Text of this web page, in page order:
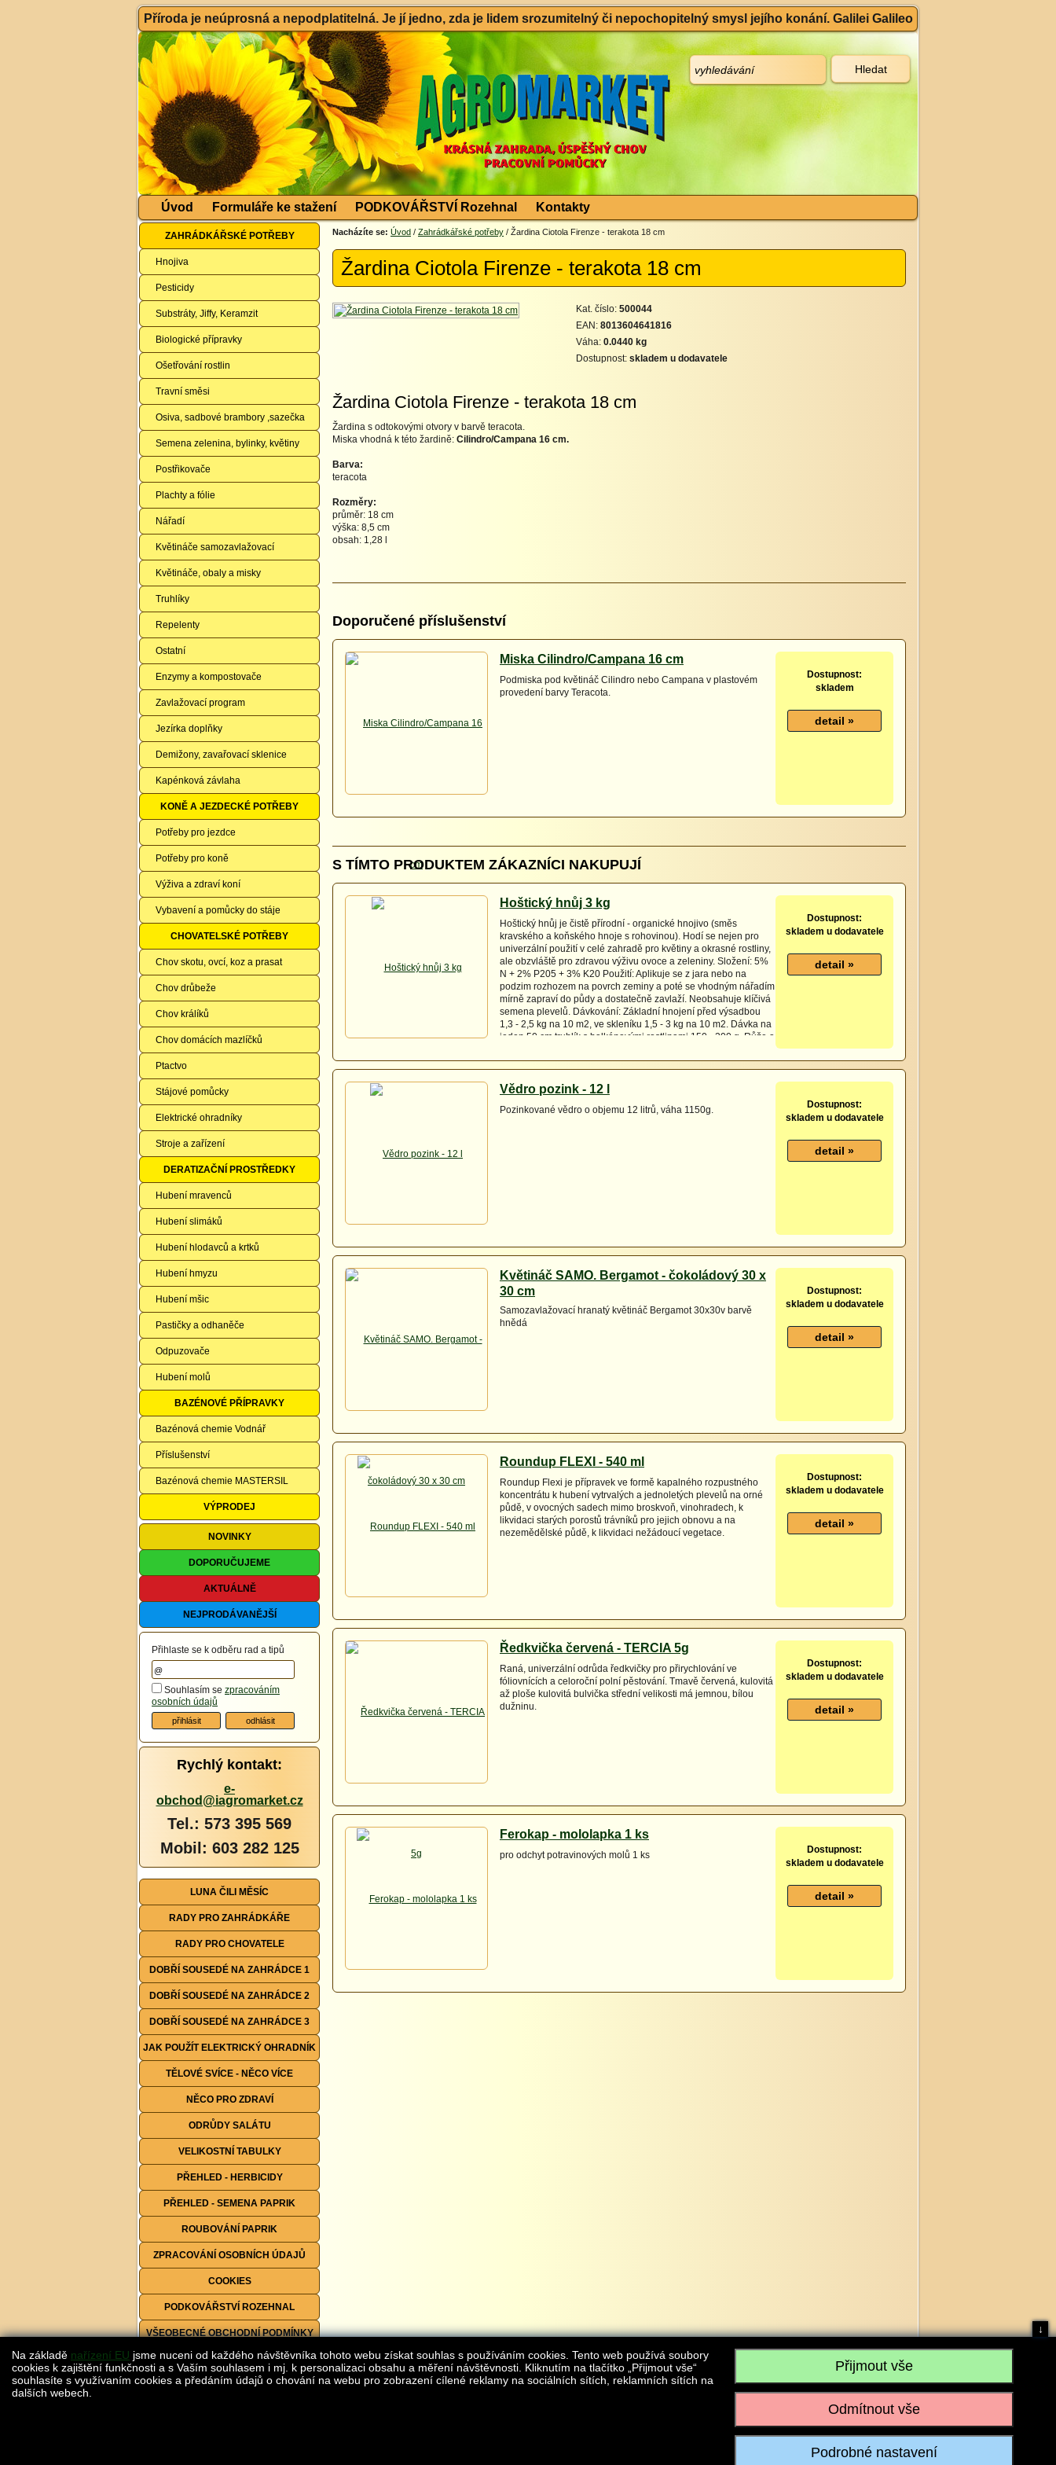
Příroda je neúprosná a nepodplatitelná. Je jí jedno, zda je lidem srozumitelný či nepochopitelný smysl jejího konání. Galilei Galileo
Úvod Formuláře ke stažení PODKOVÁŘSTVÍ Rozehnal Kontakty
ZAHRÁDKÁŘSKÉ POTŘEBY
Hnojiva
Pesticidy
Substráty, Jiffy, Keramzit
Biologické přípravky
Ošetřování rostlin
Travní směsi
Osiva, sadbové brambory ,sazečka
Semena zelenina, bylinky, květiny
Postřikovače
Plachty a fólie
Nářadí
Květináče samozavlažovací
Květináče, obaly a misky
Truhlíky
Repelenty
Ostatní
Enzymy a kompostovače
Zavlažovací program
Jezírka doplňky
Demižony, zavařovací sklenice
Kapénková závlaha
KONĚ A JEZDECKÉ POTŘEBY
Potřeby pro jezdce
Potřeby pro koně
Výživa a zdraví koní
Vybavení a pomůcky do stáje
CHOVATELSKÉ POTŘEBY
Chov skotu, ovcí, koz a prasat
Chov drůbeže
Chov králíků
Chov domácích mazlíčků
Ptactvo
Stájové pomůcky
Elektrické ohradníky
Stroje a zařízení
DERATIZAČNÍ PROSTŘEDKY
Hubení mravenců
Hubení slimáků
Hubení hlodavců a krtků
Hubení hmyzu
Hubení mšic
Pastičky a odhaněče
Odpuzovače
Hubení molů
BAZÉNOVÉ PŘÍPRAVKY
Bazénová chemie Vodnář
Příslušenství
Bazénová chemie MASTERSIL
VÝPRODEJ
NOVINKY
DOPORUČUJEME
AKTUÁLNĚ
NEJPRODÁVANĚJŠÍ
Přihlaste se k odběru rad a tipů
Souhlasím se zpracováním
osobních údajů
Rychlý kontakt:
e-
obchod@iagromarket.cz
Tel.: 573 395 569
Mobil: 603 282 125
LUNA ČILI MĚSÍC
RADY PRO ZAHRÁDKÁŘE
RADY PRO CHOVATELE
DOBŘÍ SOUSEDÉ NA ZAHRÁDCE 1
DOBŘÍ SOUSEDÉ NA ZAHRÁDCE 2
DOBŘÍ SOUSEDÉ NA ZAHRÁDCE 3
JAK POUŽÍT ELEKTRICKÝ OHRADNÍK
TĚLOVÉ SVÍCE - NĚCO VÍCE
NĚCO PRO ZDRAVÍ
ODRŮDY SALÁTU
VELIKOSTNÍ TABULKY
PŘEHLED - HERBICIDY
PŘEHLED - SEMENA PAPRIK
ROUBOVÁNÍ PAPRIK
ZPRACOVÁNÍ OSOBNÍCH ÚDAJŮ
COOKIES
PODKOVÁŘSTVÍ ROZEHNAL
VŠEOBECNÉ OBCHODNÍ PODMÍNKY
FORMULÁŘE KE STAŽENÍ
Nacházíte se: Úvod / Zahrádkářské potřeby / Žardina Ciotola Firenze - terakota 18 cm
Žardina Ciotola Firenze - terakota 18 cm
Kat. číslo: 500044
EAN: 8013604641816
Váha: 0.0440 kg
Dostupnost: skladem u dodavatele
Žardina Ciotola Firenze - terakota 18 cm
Žardina s odtokovými otvory v barvě teracota.
Miska vhodná k této žardině: Cilindro/Campana 16 cm.
Barva:
teracota
Rozměry:
průměr: 18 cm
výška: 8,5 cm
obsah: 1,28 l
Doporučené příslušenství
Miska Cilindro/Campana 16 cm
Podmiska pod květináč Cilindro nebo Campana v plastovém
provedení barvy Teracota.
Dostupnost:
skladem
S TÍMTO PRODUKTEM ZÁKAZNÍCI NAKUPUJÍ
Hoštický hnůj 3 kg
Hoštický hnůj je čistě přírodní - organické hnojivo (směs
kravského a koňského hnoje s rohovinou). Hodí se nejen pro
univerzální použití v celé zahradě pro květiny a okrasné rostliny,
ale obzvláště pro zdravou výživu ovoce a zeleniny. Složení: 5%
N + 2% P205 + 3% K20 Použití: Aplikuje se z jara nebo na
podzim rozhozem na povrch zeminy a poté se vhodným nářadím
mírně zapraví do půdy a dostatečně zavlaží. Neobsahuje klíčivá
semena plevelů. Dávkování: Základní hnojení před výsadbou
1,3 - 2,5 kg na 10 m2, ve skleníku 1,5 - 3 kg na 10 m2. Dávka na
jeden 50 cm truhlík s balkónovými rostlinami 150 - 200 g. Růže a
rostlinu, jehličnany a jiné okrasné keře 500 - 700 g na 1 rostlinu.
Dostupnost:
skladem u dodavatele
Vědro pozink - 12 l
Pozinkované vědro o objemu 12 litrů, váha 1150g.
Dostupnost:
skladem u dodavatele
Květináč SAMO. Bergamot - čokoládový 30 x
30 cm
Samozavlažovací hranatý květináč Bergamot 30x30v barvě
hnědá
Dostupnost:
skladem u dodavatele
Roundup FLEXI - 540 ml
Roundup Flexi je přípravek ve formě kapalného rozpustného
koncentrátu k hubení vytrvalých a jednoletých plevelů na orné
půdě, v ovocných sadech mimo broskvoň, vinohradech, k
likvidaci starých porostů trávníků pro jejich obnovu a na
nezemědělské půdě, k likvidaci nežádoucí vegetace.
Dostupnost:
skladem u dodavatele
Ředkvička červená - TERCIA 5g
Raná, univerzální odrůda ředkvičky pro přirychlování ve
fóliovnících a celoroční polní pěstování. Tmavě červená, kulovitá
až ploše kulovitá bulvička střední velikosti má jemnou, bílou
dužninu.
Dostupnost:
skladem u dodavatele
Ferokap - mololapka 1 ks
pro odchyt potravinových molů 1 ks
Dostupnost:
skladem u dodavatele
je AGROMARKET IRSI s.r.o., IČO: 28304845, se sídlem č.p. 17, 768 75 Loukov
Realizace:w-software.com
Na základě nařízení EU jsme nuceni od každého návštěvníka tohoto webu získat souhlas s používáním cookies. Tento web používá soubory
cookies k zajištění funkčnosti a s Vaším souhlasem i mj. k personalizaci obsahu a měření návštěvnosti. Kliknutím na tlačítko „Přijmout vše“
souhlasíte s využívaním cookies a předáním údajů o chování na webu pro zobrazení cílené reklamy na sociálních sítích, reklamních sítích na
dalších webech.
↓